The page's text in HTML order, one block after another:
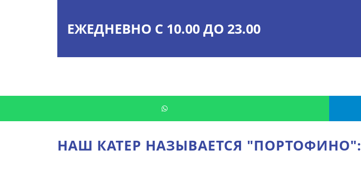
ЕЖЕДНЕВНО С 10.00 ДО 23.00
НАШ КАТЕР НАЗЫВАЕТСЯ "ПОРТОФИНО":